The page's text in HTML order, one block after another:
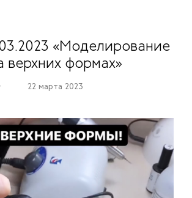
«Моделирование
верхних формах»
22 марта 2023